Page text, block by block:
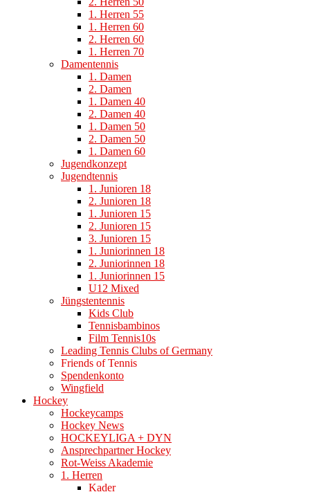
1. Herren 55
1. Herren 60
2. Herren 60
1. Herren 70
Damentennis
1. Damen
2. Damen
1. Damen 40
2. Damen 40
1. Damen 50
2. Damen 50
1. Damen 60
Jugendkonzept
Jugendtennis
1. Junioren 18
2. Junioren 18
1. Junioren 15
2. Junioren 15
3. Junioren 15
1. Juniorinnen 18
2. Juniorinnen 18
1. Juniorinnen 15
U12 Mixed
Jüngstentennis
Kids Club
Tennisbambinos
Film Tennis10s
Leading Tennis Clubs of Germany
Friends of Tennis
Spendenkonto
Wingfield
Hockey
Hockeycamps
Hockey News
HOCKEYLIGA + DYN
Ansprechpartner Hockey
Rot-Weiss Akademie
1. Herren
Kader